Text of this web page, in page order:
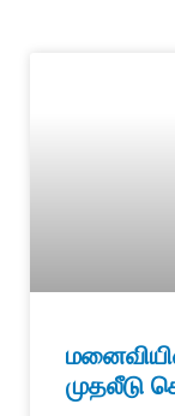
முதலீடு